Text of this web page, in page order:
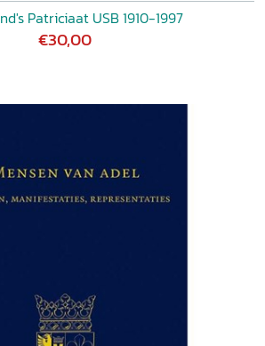
Patriciaat USB 1910-1997
€30,00